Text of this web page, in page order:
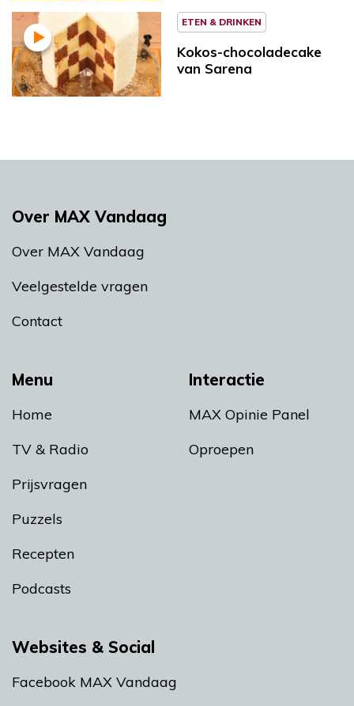
ETEN & DRINKEN
Kokos-chocoladecake
van Sarena
Menu
Home
TV & Radio
Prijsvragen
Puzzels
Recepten
Podcasts
Interactie
MAX Opinie Panel
Oproepen
Over MAX Vandaag
Over MAX Vandaag
Veelgestelde vragen
Contact
Websites & Social
Facebook MAX Vandaag